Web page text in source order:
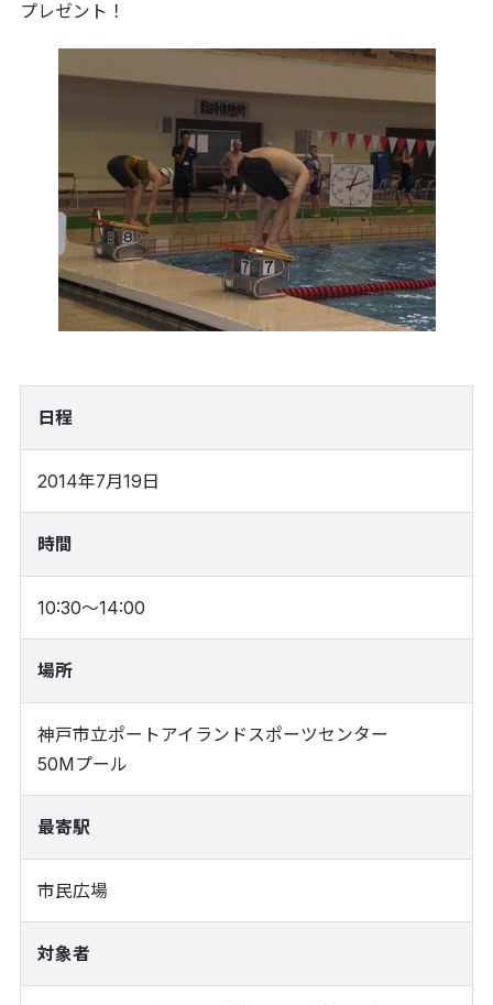
プレゼント！
日程
2014年7月19日
時間
10:30～14:00
場所
神戸市立ポートアイランドスポーツセンター
50Mプール
最寄駅
市民広場
対象者